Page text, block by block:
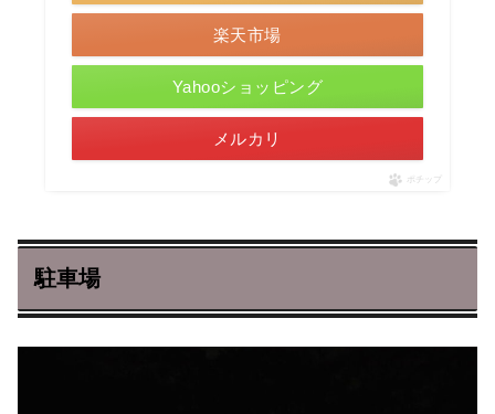
楽天市場
Yahooショッピング
メルカリ
ポチップ
駐車場